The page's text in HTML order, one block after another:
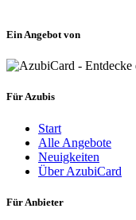
Ein Angebot von
Für Azubis
Start
Alle Angebote
Neuigkeiten
Über AzubiCard
Für Anbieter